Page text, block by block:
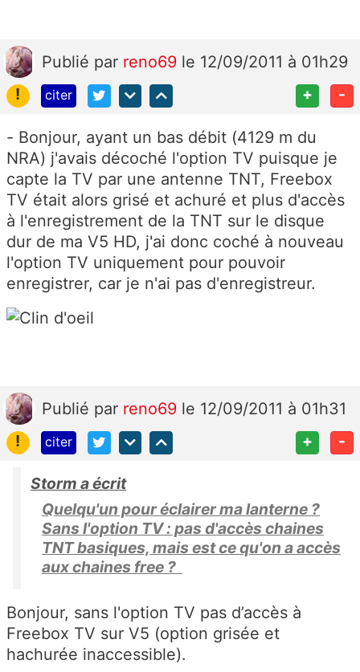
Publié par reno69 le 12/09/2011 à 01h29
!
citer + -
- Bonjour, ayant un bas débit (4129 m du
NRA) j'avais décoché l'option TV puisque je
capte la TV par une antenne TNT, Freebox
TV était alors grisé et achuré et plus d'accès
à l'enregistrement de la TNT sur le disque
dur de ma V5 HD, j'ai donc coché à nouveau
l'option TV uniquement pour pouvoir
enregistrer, car je n'ai pas d'enregistreur.
Publié par reno69 le 12/09/2011 à 01h31
!
citer + -
Storm a écrit
Quelqu'un pour éclairer ma lanterne ?
Sans l'option TV : pas d'accès chaines
TNT basiques, mais est ce qu'on a accès
aux chaines free ?
Bonjour, sans l'option TV pas d’accès à
Freebox TV sur V5 (option grisée et
hachurée inaccessible).